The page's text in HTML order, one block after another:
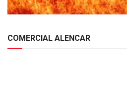
COMERCIAL ALENCAR